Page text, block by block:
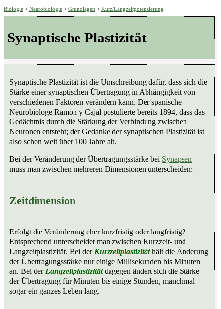
Biologie > Neurobiologie > Grundlagen > Kurz/Langzeitpotenzierung
Synaptische Plastizität
Synaptische Plastizität ist die Umschreibung dafür, dass sich die
Stärke einer synaptischen Übertragung in Abhängigkeit von
verschiedenen Faktoren verändern kann. Der spanische
Neurobiologe Ramon y Cajal postulierte bereits 1894, dass das
Gedächtnis durch die Stärkung der Verbindung zwischen
Neuronen entsteht; der Gedanke der synaptischen Plastizität ist
also schon weit über 100 Jahre alt.
Bei der Veränderung der Übertragungsstärke bei Synapsen
muss man zwischen mehreren Dimensionen unterscheiden:
Zeitdimension
Erfolgt die Veränderung eher kurzfristig oder langfristig?
Entsprechend unterscheidet man zwischen Kurzzeit- und
Langzeitplastizität. Bei der Kurzzeitplastizitäthält die Änderung
der Übertragungsstärke nur einige Millisekunden bis Minuten
an. Bei der Langzeitplastizitätdagegen ändert sich die Stärke
der Übertragung für Minuten bis einige Stunden, manchmal
sogar ein ganzes Leben lang.